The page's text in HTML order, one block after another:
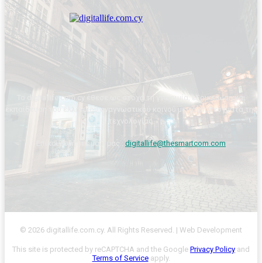
Το digitallife.com.cy έθεσε ως στόχο τη γνωριμία, εξοικείωση και
εκπαίδευση του ελληνικού αναγνωστικού κοινού με τα επιτεύγματα της
τεχνολογίας.
Επικοινωνήστε μαζί μας : digitallife@thesmartcom.com
© 2026 digitallife.com.cy. All Rights Reserved. | Web Development
This site is protected by reCAPTCHA and the Google Privacy Policy and
Terms of Serviceapply.